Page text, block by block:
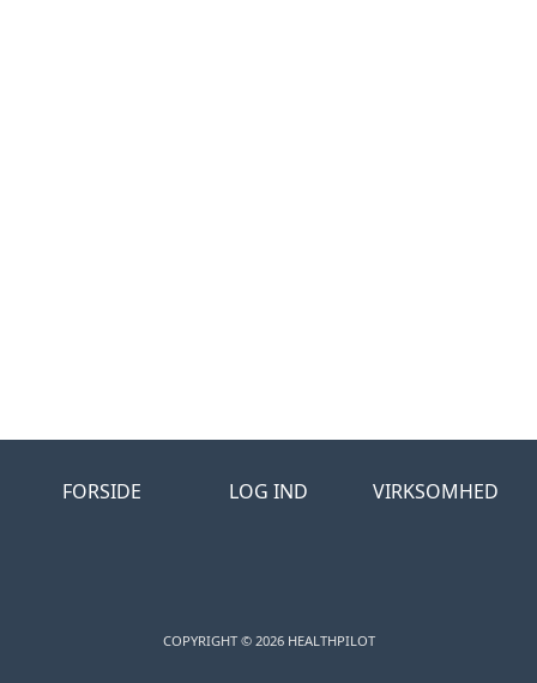
FORSIDE LOG IND VIRKSOMHED
COPYRIGHT © 2026 HEALTHPILOT